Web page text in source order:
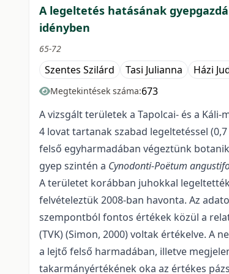
A legeltetés hatásának
idényben
65-72
Szentes Szilárd Tasi Julianna Házi
Megtekintések száma:673
A vizsgált területek a Tapolcai- és a
4 lovat tartanak szabad legeltetéssel
felső egyharmadában végeztünk
gyep szintén a Cynodonti-Poëtum
A területet korábban juhokkal
felvételeztük 2008-ban havonta. Az
szempontból fontos értékek közül a
(TVK) (Simon, 2000) voltak értékelve. A
a lejtő felső harmadában, illetve
takarmányértékének oka az értékes